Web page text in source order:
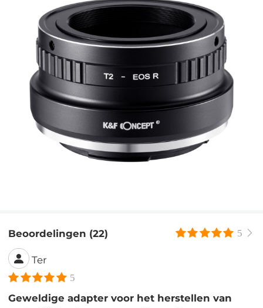
Beoordelingen (22) 5
Ter
5
Geweldige adapter voor het herstellen van